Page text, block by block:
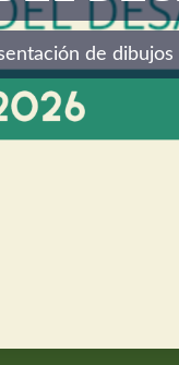
de